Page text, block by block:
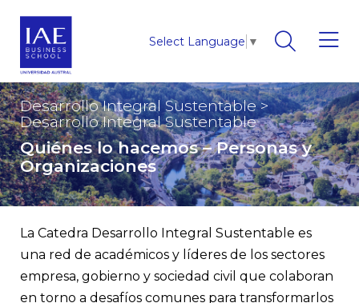
Select Language ▼
Desarrollo Integral Sustentable>
Desarrollo Integral Sustentable
Quiénes lo hacemos – Personas y
Organizaciones
La Catedra Desarrollo Integral Sustentable es
una red de académicos y líderes de los sectores
empresa, gobierno y sociedad civil que colaboran
en torno a desafíos comunes para transformarlos